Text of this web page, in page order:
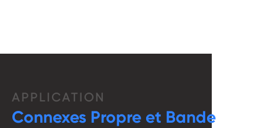
APPLICATION
Connexes Propre et Bande